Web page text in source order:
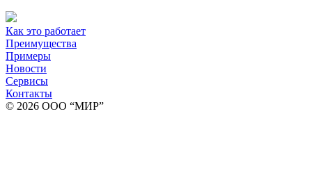
Как это работает
Преимущества
Примеры
Новости
Сервисы
Контакты
© 2026 ООО “МИР”